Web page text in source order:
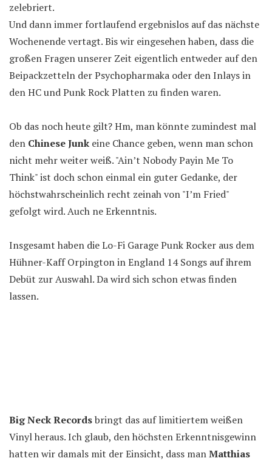
zelebriert.
Und dann immer fortlaufend ergebnislos auf das nächste
Wochenende vertagt. Bis wir eingesehen haben, dass die
großen Fragen unserer Zeit eigentlich entweder auf den
Beipackzetteln der Psychopharmaka oder den Inlays in
den HC und Punk Rock Platten zu finden waren.
Ob das noch heute gilt? Hm, man könnte zumindest mal
den Chinese Junk eine Chance geben, wenn man schon
nicht mehr weiter weiß. "Ain’t Nobody Payin Me To
Think" ist doch schon einmal ein guter Gedanke, der
höchstwahrscheinlich recht zeinah von "I’m Fried"
gefolgt wird. Auch ne Erkenntnis.
Insgesamt haben die Lo-Fi Garage Punk Rocker aus dem
Hühner-Kaff Orpington in England 14 Songs auf ihrem
Debüt zur Auswahl. Da wird sich schon etwas finden
lassen.
Big Neck Recordsbringt das auf limitiertem weißen
Vinyl heraus. Ich glaub, den höchsten Erkenntnisgewinn
hatten wir damals mit der Einsicht, dass manMatthias